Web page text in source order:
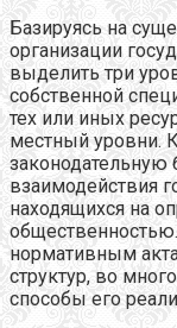
Базируясь на
организации
выделить три
собственной
тех или иных
местный уровни.
законодательную
взаимодействия
находящихся на
нормативным
структур, во
способы его